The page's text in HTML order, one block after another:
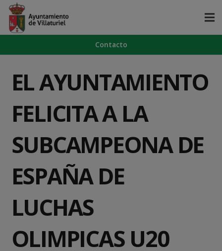
Contacto
EL AYUNTAMIENTO
FELICITA A LA
SUBCAMPEONA DE
ESPAÑA DE
LUCHAS
OLIMPICAS U20